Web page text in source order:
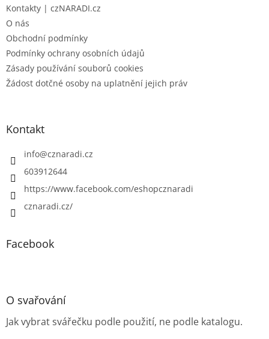
Kontakty | czNARADI.cz
O nás
Obchodní podmínky
Podmínky ochrany osobních údajů
Zásady používání souborů cookies
Žádost dotčné osoby na uplatnění jejich práv
Kontakt
info@cznaradi.cz
603912644
https://www.facebook.com/eshopcznaradi
cznaradi.cz/
Facebook
O svařování
Jak vybrat svářečku podle použití, ne podle katalogu.